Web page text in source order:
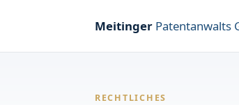
Meitinger Patentanwalts
RECHTLICHES